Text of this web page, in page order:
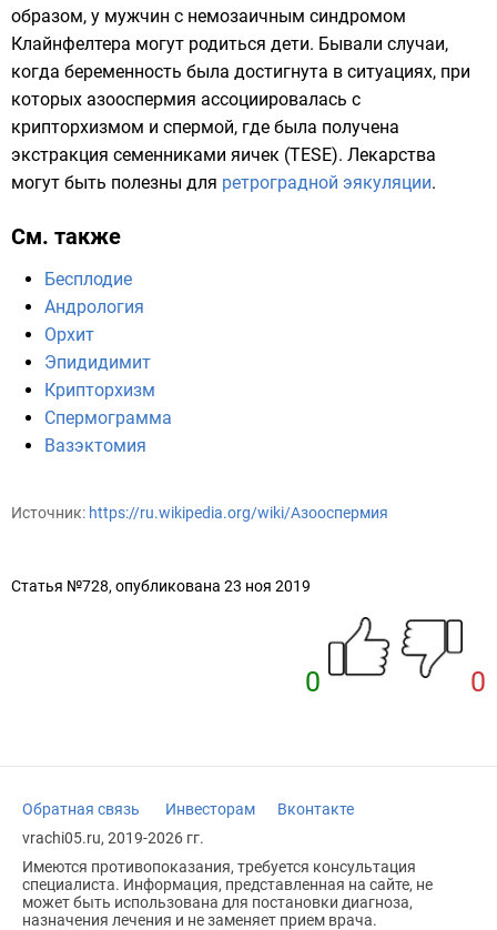
образом, у мужчин с немозаичным синдромом
Клайнфелтера могут родиться дети. Бывали случаи,
когда беременность была достигнута в ситуациях, при
которых азооспермия ассоциировалась с
крипторхизмом и спермой, где была получена
экстракция семенниками яичек (TESE). Лекарства
могут быть полезны для ретроградной эякуляции.
См. также
Бесплодие
Андрология
Орхит
Эпидидимит
Крипторхизм
Спермограмма
Вазэктомия
Источник: https://ru.wikipedia.org/wiki/Азооспермия
Статья №728, опубликована 23 ноя 2019
0 0
Обратная связь Инвесторам
Вконтакте
vrachi05.ru, 2019-2026 гг.
Имеются противопоказания, требуется консультация
специалиста. Информация, представленная на сайте, не
может быть использована для постановки диагноза,
назначения лечения и не заменяет прием врача.